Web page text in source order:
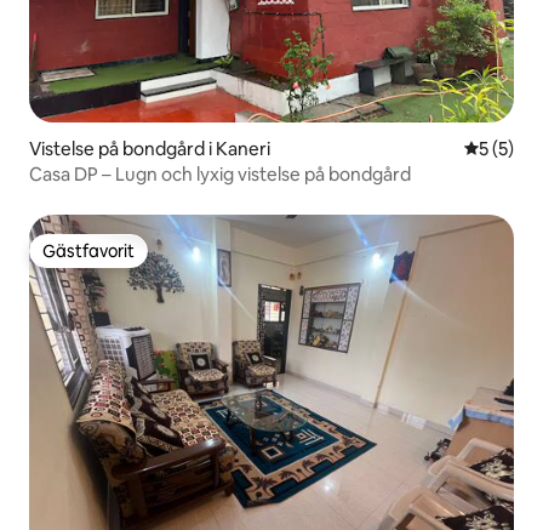
Vistelse på bondgård i Kaneri 5 av 5 i
5 (5)
Casa DP – Lugn och lyxig vistelse på bondgård
Gästfavorit
Gästfavorit